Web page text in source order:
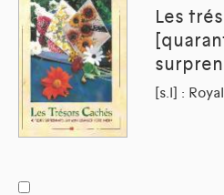
Les
[s.l] :